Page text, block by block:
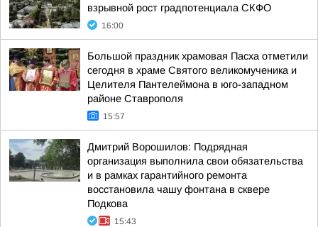
взрывной рост градпотенциала СКФО
16:00
Большой праздник храмовая Пасха отметили
сегодня в храме Святого великомученика и
Целителя Пантелеймона в юго-западном
районе Ставрополя
15:57
Дмитрий Ворошилов: Подрядная
организация выполнила свои обязательства
и в рамках гарантийного ремонта
восстановила чашу фонтана в сквере
Подкова
15:43